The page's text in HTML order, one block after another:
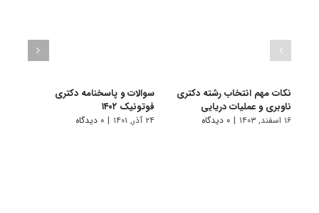
نکات مهم انتخاب رشته دکتری
ناوبری و عملیات دریایی
۱۶ اسفند, ۱۴۰۳ | ۰ دیدگاه
سوالات و پاسخنامه دکتری
فوتونیک ۱۴۰۲
۲۴ آذر, ۱۴۰۱ | ۰ دیدگاه